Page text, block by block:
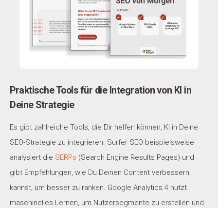
Praktische Tools für die Integration von KI in
Deine Strategie
Es gibt zahlreiche Tools, die Dir helfen können, KI in Deine
SEO-Strategie zu integrieren. Surfer SEO beispielsweise
analysiert die SERPs (Search Engine Results Pages) und
gibt Empfehlungen, wie Du Deinen Content verbessern
kannst, um besser zu ranken. Google Analytics 4 nutzt
maschinelles Lernen, um Nutzersegmente zu erstellen und